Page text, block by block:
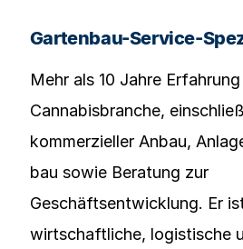
Gartenbau-Service-
Mehr als 10 Jahre
Cannabisbranche,
kommerzieller Anbau,
bau sowie Beratung zur
Geschäftsentwicklung. Er
wirtschaftliche, logistische